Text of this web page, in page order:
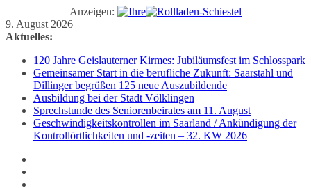
Anzeigen:
Zum
Inhalt
9. August 2026
Aktuelles:
120 Jahre Geislauterner Kirmes: Jubiläumsfest im Schlosspark
Gemeinsamer Start in die berufliche Zukunft: Saarstahl und
Dillinger begrüßen 125 neue Auszubildende
Ausbildung bei der Stadt Völklingen
Sprechstunde des Seniorenbeirates am 11. August
Geschwindigkeitskontrollen im Saarland / Ankündigung der
Kontrollörtlichkeiten und -zeiten – 32. KW 2026